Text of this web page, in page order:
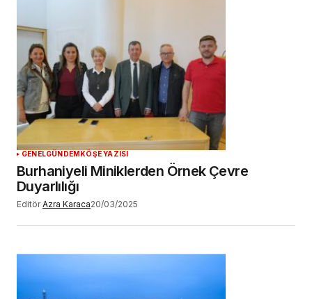
GENELGÜNDEMKÖŞE YAZISI
Burhaniyeli Miniklerden Örnek Çevre
Duyarlılığı
Editör Azra Karaca20/03/2025